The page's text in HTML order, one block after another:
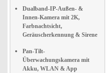
Dualband-IP-Außen- &
Innen-Kamera mit 2K,
Farbnachtsicht,
Geräuscherkennung & Sirene
Pan-Tilt-
Überwachungskamera mit
Akku, WLAN & App